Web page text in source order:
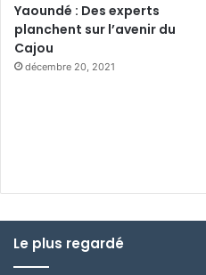
Yaoundé : Des experts
planchent sur l’avenir du
Cajou
décembre 20, 2021
Le plus regardé